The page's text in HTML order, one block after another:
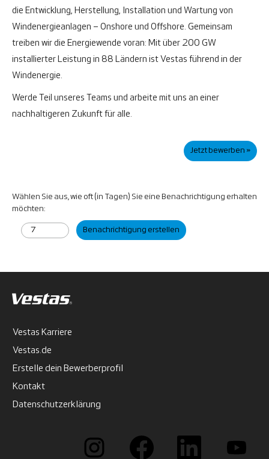
die Entwicklung, Herstellung, Installation und Wartung von
Windenergieanlagen – Onshore und Offshore. Gemeinsam
treiben wir die Energiewende voran: Mit über 200 GW
installierter Leistung in 88 Ländern ist Vestas führend in der
Windenergie.
Werde Teil unseres Teams und arbeite mit uns an einer
nachhaltigeren Zukunft für alle.
Jetzt bewerben »
Wählen Sie aus, wie oft (in Tagen) Sie eine Benachrichtigung erhalten
möchten:
Benachrichtigung erstellen
Vestas Karriere
Vestas.de
Erstelle dein Bewerberprofil
Kontakt
Datenschutzerklärung
W
W